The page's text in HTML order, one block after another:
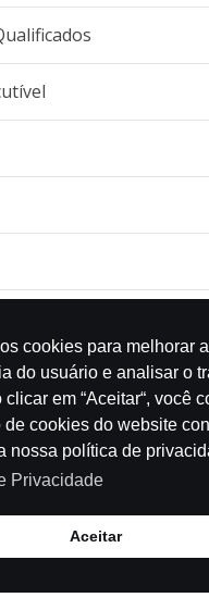
cookies para melhorar a
do usuário e analisar o
clicar em “Aceitar“, você
de cookies do website
nossa política de
Privacidade
Aceitar